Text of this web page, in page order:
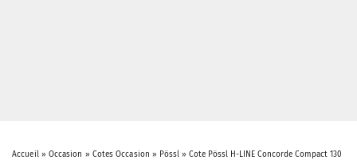
Accueil» Occasion » Cotes Occasion » Pössl »Cote Pössl H-LINE Concorde Compact 130